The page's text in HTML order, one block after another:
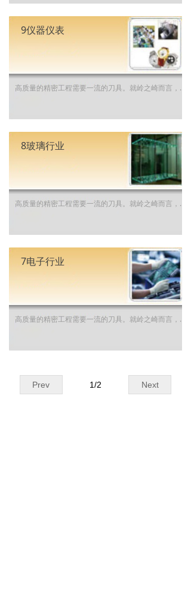
9仪器仪表
高质量的精密工程需要一流的刀具。就岭之崎而言，我们了解仪器仪表行业的各种特殊挑战，而我们的专业经验能够使您的生产在这个竞争激烈的细分市场中保持领先优势。 发现岭之崎的仪器仪表加工解决方案。
8玻璃行业
高质量的精密工程需要一流的刀具。就岭之崎而言，我们了解玻璃行业的各种特殊挑战，而我们的专业经验能够使您的生产在这个竞争激烈的细分市场中保持领先优势。 发现岭之崎的玻璃加工解决方案。
7电子行业
高质量的精密工程需要一流的刀具。就岭之崎而言，我们了解电子行业的各种特殊挑战，而我们的专业经验能够使您的生产在这个竞争激烈的细分市场中保持领先优势。 发现岭之崎的电子加工解决方案。
Prev Next
1/2